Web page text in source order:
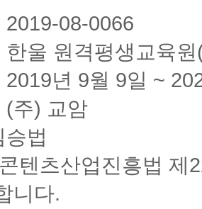
08-0066
울 원격평생교육
년 9월 9일 ~
(주) 교암
법
텐츠산업진흥법 제
니다.